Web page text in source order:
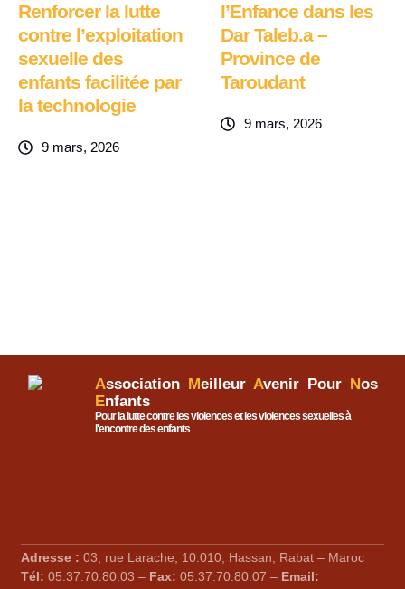
Renforcer la lutte
contre l’exploitation
sexuelle des
enfants facilitée par
la technologie
9 mars, 2026
l’Enfance dans les
Dar Taleb.a –
Province de
Taroudant
9 mars, 2026
Association Meilleur Avenir Pour Nos
Enfants
Pour la lutte contre les violences et les violences sexuelles à
l'encontre des enfants
Adresse : 03, rue Larache, 10.010, Hassan, Rabat – Maroc
Tél: 05.37.70.80.03 – Fax: 05.37.70.80.07 – Email: